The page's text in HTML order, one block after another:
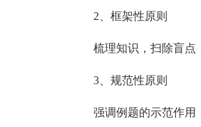
2、框架性原则
梳理知识，扫除盲点，
3、规范性原则
强调例题的示范作用，